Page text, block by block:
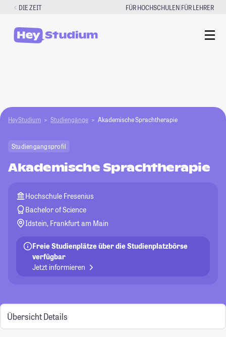
Zum
springen
DIE ZEIT FÜR HOCHSCHULEN|FÜR LEHRER
HeyStudium Studiengänge Akademische Sprachtherapie
Studiengangsprofil
Akademische Sprachtherapie
Hochschule Fresenius
Bachelor of Science
Idstein, Frankfurt am Main
Freie Studienplätze über die Studienplatzbörse
verfügbar
Jetzt informieren
Übersicht Details